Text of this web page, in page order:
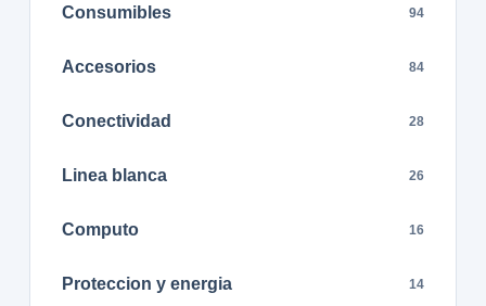
Consumibles 94
Accesorios 84
Conectividad 28
Linea blanca 26
Computo 16
Proteccion y energia 14